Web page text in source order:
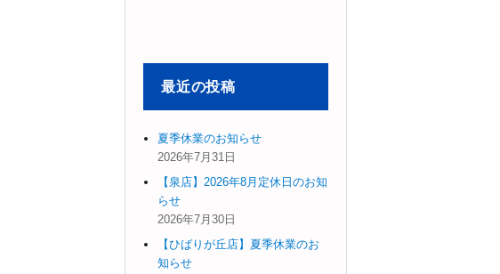
最近の投稿
夏季休業のお知らせ
2026年7月31日
【泉店】2026年8月定休日のお知
らせ
2026年7月30日
【ひばりが丘店】夏季休業のお
知らせ